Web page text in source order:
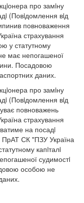
про замiну
(Повiдомлення вiд
повноваження
страхування
у статутному
має непогашеної
Посадовою
даних.
про замiну
(Повiдомлення вiд
повноважень
страхування
на посадi
ПрАТ СК "ПЗУ Україна
капiталi
судимостi
особою не